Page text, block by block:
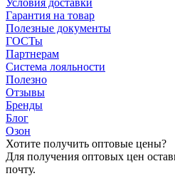
Гарантия на товар
Полезные документы
ГОСТы
Партнерам
Система лояльности
Полезно
Отзывы
Бренды
Блог
Озон
Хотите получить оптовые цены?
Для получения оптовых цен
почту.